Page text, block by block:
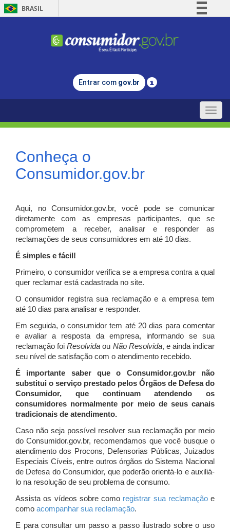
BRASIL
Comunica BR
Legislação
Entrar com gov.br
Toggle
Conheça o
Consumidor.gov.br
Aqui, no Consumidor.gov.br, você pode se comunicar
diretamente com as empresas participantes, que se
comprometem a receber, analisar e responder as
reclamações de seus consumidores em até 10 dias.
É simples e fácil!
Primeiro, o consumidor verifica se a empresa contra a qual
quer reclamar está cadastrada no site.
O consumidor registra sua reclamação e a empresa tem
até 10 dias para analisar e responder.
Em seguida, o consumidor tem até 20 dias para comentar
e avaliar a resposta da empresa, informando se sua
reclamação foiResolvida ou Não Resolvida, e ainda indicar
seu nível de satisfação com o atendimento recebido.
É importante saber que o Consumidor.gov.br não
substitui o serviço prestado pelos Órgãos de Defesa do
Consumidor, que continuam atendendo os
consumidores normalmente por meio de seus canais
tradicionais de atendimento.
Caso não seja possível resolver sua reclamação por meio
do Consumidor.gov.br, recomendamos que você busque o
atendimento dos Procons, Defensorias Públicas, Juizados
Especiais Cíveis, entre outros órgãos do Sistema Nacional
de Defesa do Consumidor, que poderão orientá-lo e auxiliá-
lo na resolução de seu problema de consumo.
Assista os vídeos sobre como registrar sua reclamaçãoe
como acompanhar sua reclamação.
E para consultar um passo a passo ilustrado sobre o uso